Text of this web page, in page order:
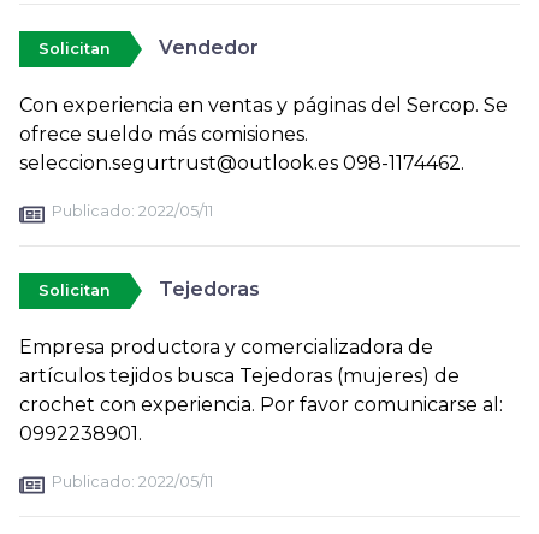
Solicitan Vendedor
Con experiencia en ventas y páginas del Sercop. Se
ofrece sueldo más comisiones.
seleccion.segurtrust@outlook.es 098-1174462.
Publicado: 2022/05/11
Solicitan Tejedoras
Empresa productora y comercializadora de
artículos tejidos busca Tejedoras (mujeres) de
crochet con experiencia. Por favor comunicarse al:
0992238901.
Publicado: 2022/05/11